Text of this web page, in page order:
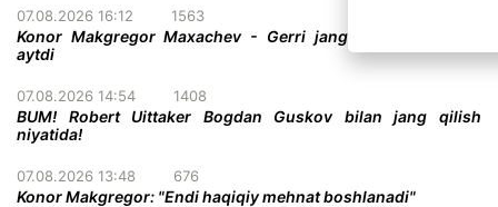
07.08.2026 16:12 1563
Konor Makgregor Maxachev - Gerri jangiga o'z taxminini
aytdi
07.08.2026 14:54 1408
BUM! Robert Uittaker Bogdan Guskov bilan jang qilish
niyatida!
07.08.2026 13:48 676
Konor Makgregor: "Endi haqiqiy mehnat boshlanadi"